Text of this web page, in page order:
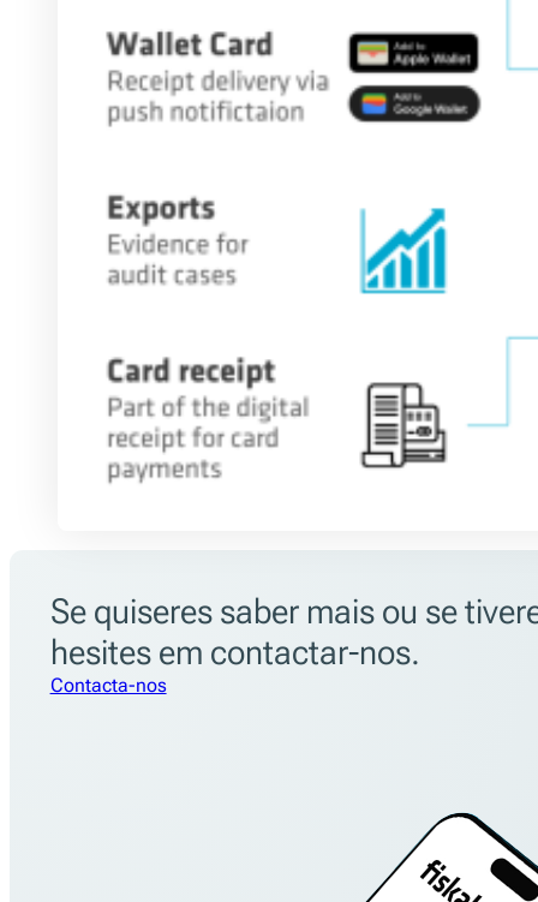
Se quiseres saber mais ou se
hesites em contactar-nos.
Contacta-nos